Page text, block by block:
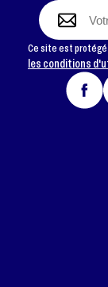
Ce site est protégé
les conditions